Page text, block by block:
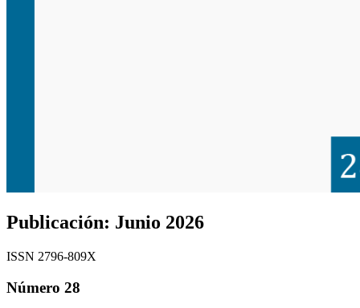
Publicación: Junio 2026
ISSN 2796-809X
Número 28